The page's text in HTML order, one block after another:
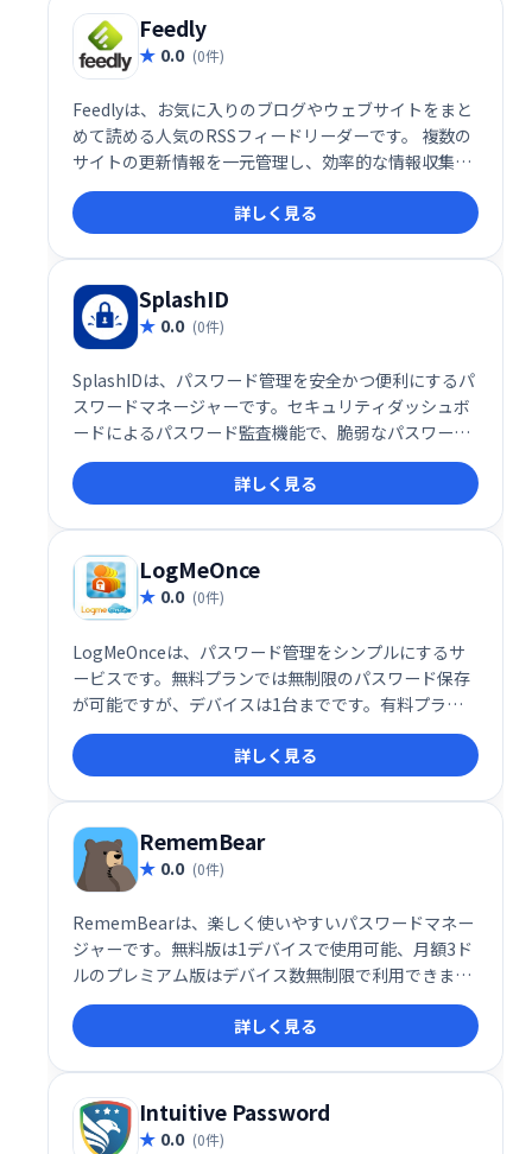
Feedly
0.0 (0件)
Feedlyは、お気に入りのブログやウェブサイトをまと
めて読める人気のRSSフィードリーダーです。 複数の
サイトの更新情報を一元管理し、効率的な情報収集を
可能にします。フィードリーダーとしての機能に加
え、便利な追加機能も備えています。手軽に情報収集
を始めたい方におすすめです。
詳しく見る
SplashID
0.0 (0件)
SplashIDは、パスワード管理を安全かつ便利にするパ
スワードマネージャーです。セキュリティダッシュボ
ードによるパスワード監査機能で、脆弱なパスワード
などを検知し、安全性を高めます。無料版は1デバイ
ス利用可能、月額1.99ドルのプレミアム版は無制限デ
バイスで利用可能です。どちらもパスワード保存容量
は無制限です。
詳しく見る
LogMeOnce
0.0 (0件)
LogMeOnceは、パスワード管理をシンプルにするサ
ービスです。無料プランでは無制限のパスワード保存
が可能ですが、デバイスは1台までです。有料プラン
（月額$2.50～$4.99）なら、複数のデバイスで利用で
き、暗号化ストレージ容量も増加します。Proと
Ultimateプランは機能がほぼ同じですが、Ultimate
プランは10GBの暗号化ストレージを提供します。
詳しく見る
RememBear
0.0 (0件)
RememBearは、楽しく使いやすいパスワードマネー
ジャーです。無料版は1デバイスで使用可能、月額3ド
ルのプレミアム版はデバイス数無制限で利用できま
す。キュートなアニメーションと、複数のデバイス間
での自動フォーム入力・同期機能で、安全で快適なパ
スワード管理を実現します。
詳しく見る
Intuitive Password
0.0 (0件)